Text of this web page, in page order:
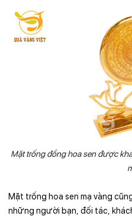
Mặt trống đồng hoa sen được
Mặt trống hoa sen mạ vàng
những người bạn, đối tác,